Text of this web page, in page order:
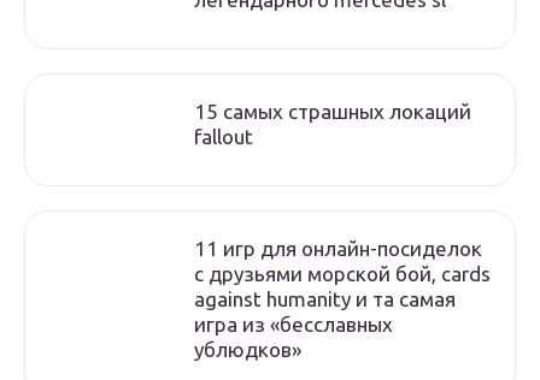
15 самых страшных локаций
fallout
11 игр для онлайн-посиделок
с друзьями морской бой, cards
against humanity и та самая
игра из «бесславных
ублюдков»